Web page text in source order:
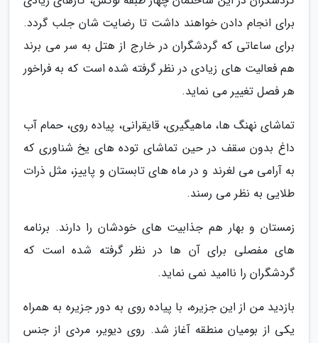
برای انجام دادن خواهند داشت تا رضایت شان جلب گردد.
برای ساعاتی که گردشگران در خارج از هتل به سر می برند
هم فعالیت های زیادی در نظر گرفته شده است که به فراخور
هر فصل تغییر می نماید.
تماشای نهنگ ها، ماهیگیری، قایقرانی، پیاده روی، حمام آب
داغ بدون سقف در حین تماشای توده های یخ شناوری که
به آرامی می لغرند و در ماه های تابستان و پاییز، مثل ذرات
طلایی به نظر می رسند.
زمستان و بهار هم جذابیت های خودشان را دارند. برنامه
های مفصلی برای آن ها در نظر گرفته شده است که
گردشگران را ناامید نمی نماید.
بازدید من از این جزیره، با پیاده روی به دور جزیره به همراه
یکی از بومیان منطقه آغاز شد. روی دیویر، مردی از جنس